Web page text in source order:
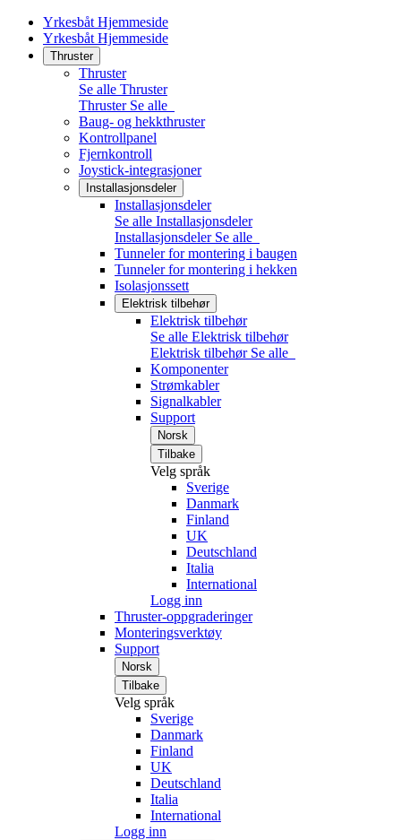
Yrkesbåt Hjemmeside
Yrkesbåt Hjemmeside
Thruster
Thruster
Se alle Thruster
Thruster Se alle
Baug- og hekkthruster
Kontrollpanel
Fjernkontroll
Joystick-integrasjoner
Installasjonsdeler
Installasjonsdeler
Se alle Installasjonsdeler
Installasjonsdeler Se alle
Tunneler for montering i baugen
Tunneler for montering i hekken
Isolasjonssett
Elektrisk tilbehør
Elektrisk tilbehør
Se alle Elektrisk tilbehør
Elektrisk tilbehør Se alle
Komponenter
Strømkabler
Signalkabler
Support
Norsk
Tilbake
Velg språk
Sverige
Danmark
Finland
UK
Deutschland
Italia
International
Logg inn
Thruster-oppgraderinger
Monteringsverktøy
Support
Norsk
Tilbake
Velg språk
Sverige
Danmark
Finland
UK
Deutschland
Italia
International
Logg inn